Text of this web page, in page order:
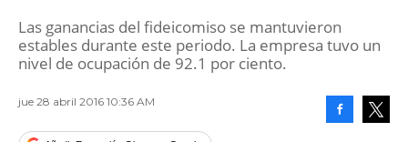
Las ganancias del fideicomiso se mantuvieron
estables durante este periodo. La empresa tuvo un
nivel de ocupación de 92.1 por ciento.
jue 28 abril 2016 10:36 AM